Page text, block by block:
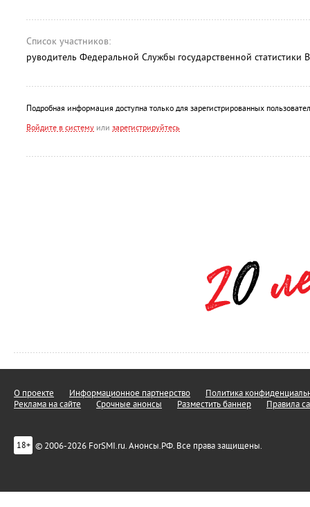
Список участников:
руводитель Федеральной Службы государственной
Подробная информация доступна только для зарегистрированных
Войдите в систему или зарегистрируйтесь
О проекте Информационное партнерство
Политика
Реклама на сайте
Срочные анонсы Разместить баннер Правила
18+ © 2006-2026 ForSMI.ru. Анонсы.РФ. Все права защищены.